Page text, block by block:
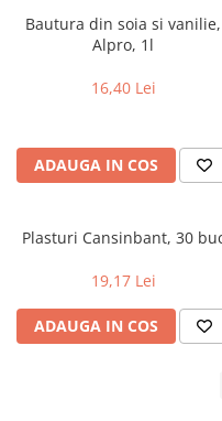
Bautura din soia si vanilie,
Alpro, 1l
16,40 Lei
ADAUGA IN COS
Plasturi Cansinbant, 30
19,17 Lei
ADAUGA IN COS